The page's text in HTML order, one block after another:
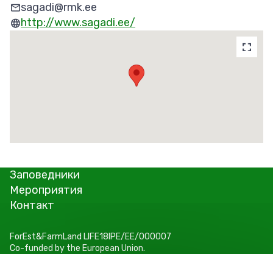
sagadi@rmk.ee
http://www.sagadi.ee/
Заповедники
Мероприятия
Контакт
ForEst&FarmLand LIFE18IPE/EE/000007
Co-funded by the European Union.